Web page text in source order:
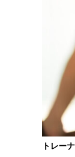
トレー